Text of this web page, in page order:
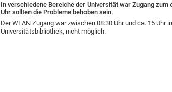
In verschiedene Bereiche der Universität war Zugang
Uhr sollten die Probleme behoben sein.
Der WLAN Zugang war zwischen 08:30 Uhr und ca. 15
Universitätsbibliothek, nicht möglich.